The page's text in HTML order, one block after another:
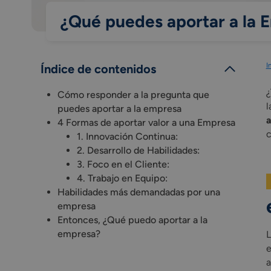
¿Qué puedes aportar a la
Índice de contenidos
Cómo responder a la pregunta que
puedes aportar a la empresa
4 Formas de aportar valor a una Empresa
1. Innovación Continua:
2. Desarrollo de Habilidades:
3. Foco en el Cliente:
4. Trabajo en Equipo:
Habilidades más demandadas por una
empresa
Entonces, ¿Qué puedo aportar a la
empresa?